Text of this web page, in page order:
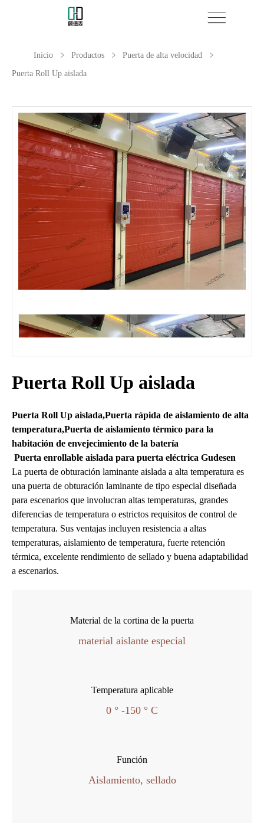
Inicio Productos Puerta de alta velocidad
Puerta Roll Up aislada
Puerta Roll Up aislada
Puerta Roll Up aislada,Puerta rápida de aislamiento de alta
temperatura,Puerta de aislamiento térmico para la
habitación de envejecimiento de la batería
Puerta enrollable aislada para puerta eléctrica Gudesen
La puerta de obturación laminante aislada a alta temperatura es
una puerta de obturación laminante de tipo especial diseñada
para escenarios que involucran altas temperaturas, grandes
diferencias de temperatura o estrictos requisitos de control de
temperatura. Sus ventajas incluyen resistencia a altas
temperaturas, aislamiento de temperatura, fuerte retención
térmica, excelente rendimiento de sellado y buena adaptabilidad
a escenarios.
Material de la cortina de la puerta
material aislante especial
Temperatura aplicable
0 ° -150 ° C
Función
Aislamiento, sellado